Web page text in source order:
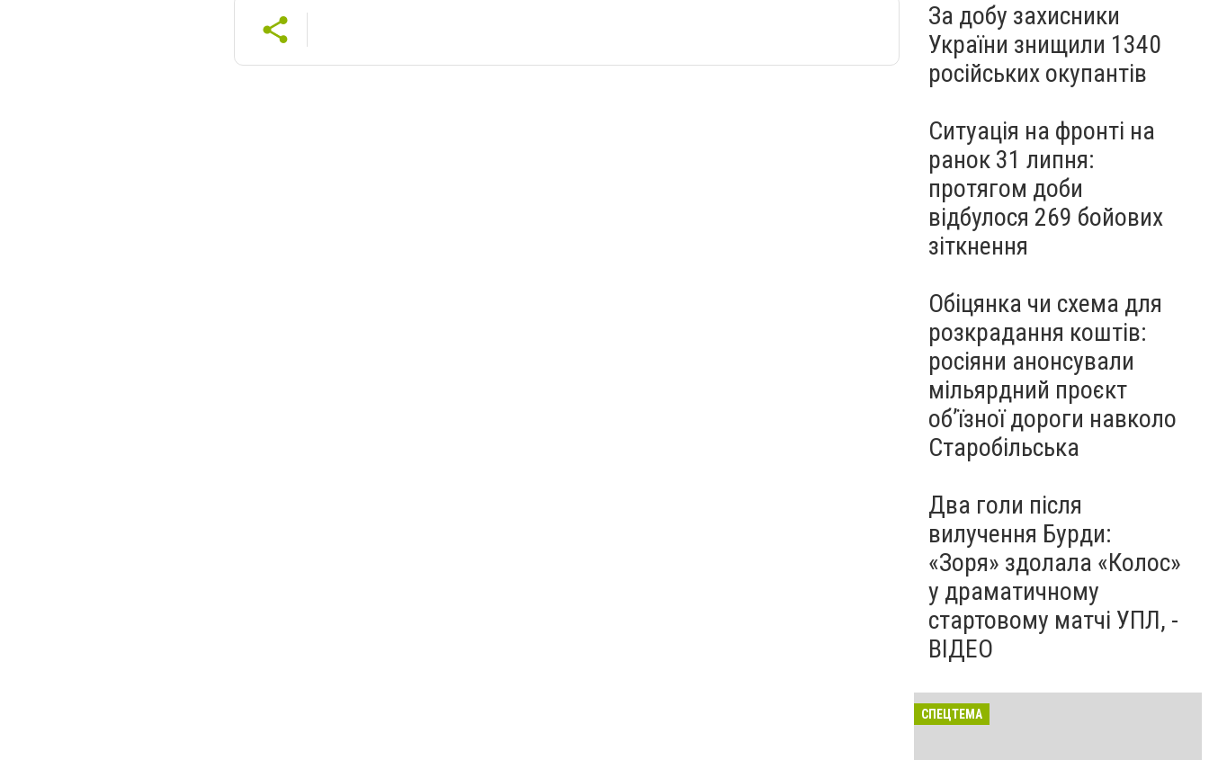
За добу захисники
України знищили 1340
російських окупантів
Ситуація на фронті на
ранок 31 липня:
протягом доби
відбулося 269 бойових
зіткнення
Обіцянка чи схема для
розкрадання коштів:
росіяни анонсували
мільярдний проєкт
об’їзної дороги навколо
Старобільська
Два голи після
вилучення Бурди:
«Зоря» здолала «Колос»
у драматичному
стартовому матчі УПЛ, -
ВІДЕО
СПЕЦТЕМА